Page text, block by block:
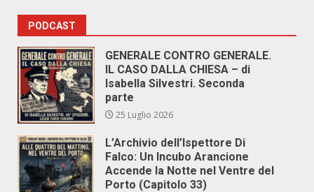
PODCAST
GENERALE CONTRO GENERALE.
IL CASO DALLA CHIESA – di
Isabella Silvestri. Seconda
parte
25 Luglio 2026
L’Archivio dell’Ispettore Di
Falco: Un Incubo Arancione
Accende la Notte nel Ventre del
Porto (Capitolo 33)